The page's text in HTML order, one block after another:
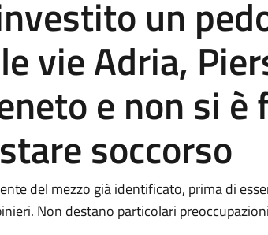
un
vie Adria,
e non si è
soccorso
del mezzo già identificato, prima di
Non destano particolari